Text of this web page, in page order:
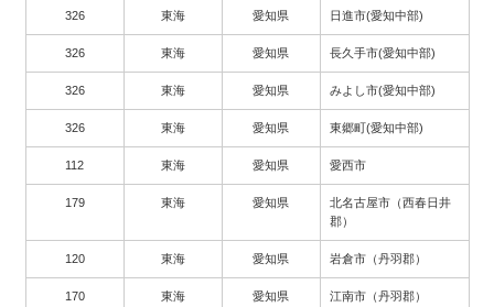
326 東海 愛知県 日進市(愛知中部)
326 東海 愛知県 長久手市(愛知中部)
326 東海 愛知県 みよし市(愛知中部)
326 東海 愛知県 東郷町(愛知中部)
112 東海 愛知県 愛西市
179 東海 愛知県
北名古屋市（西春日井
郡）
120 東海 愛知県 岩倉市（丹羽郡）
170 東海 愛知県 江南市（丹羽郡）